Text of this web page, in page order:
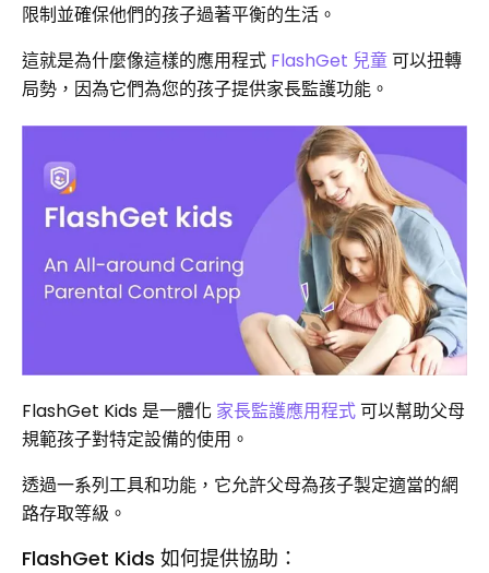
限制並確保他們的孩子過著平衡的生活。
這就是為什麼像這樣的應用程式 FlashGet 兒童可以扭轉
局勢，因為它們為您的孩子提供家長監護功能。
FlashGet Kids 是一體化 家長監護應用程式可以幫助父母
規範孩子對特定設備的使用。
透過一系列工具和功能，它允許父母為孩子製定適當的網
路存取等級。
FlashGet Kids 如何提供協助：